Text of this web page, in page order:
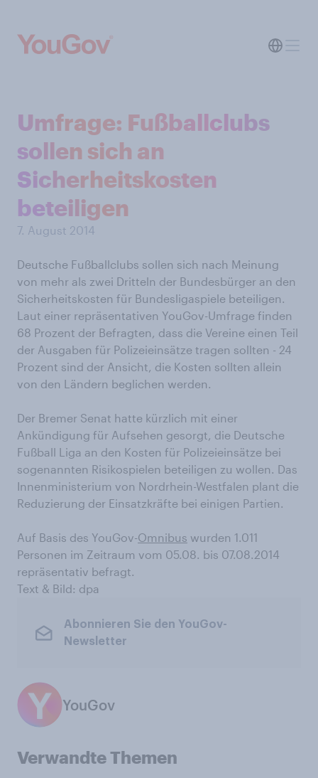
Umfrage: Fußballclubs
sollen sich an
Sicherheitskosten
beteiligen
7. August 2014
Deutsche Fußballclubs sollen sich nach Meinung
von mehr als zwei Dritteln der Bundesbürger an den
Sicherheitskosten für Bundesligaspiele beteiligen.
Laut einer repräsentativen YouGov-Umfrage finden
68 Prozent der Befragten, dass die Vereine einen Teil
der Ausgaben für Polizeieinsätze tragen sollten - 24
Prozent sind der Ansicht, die Kosten sollten allein
von den Ländern beglichen werden.
Der Bremer Senat hatte kürzlich mit einer
Ankündigung für Aufsehen gesorgt, die Deutsche
Fußball Liga an den Kosten für Polizeieinsätze bei
sogenannten Risikospielen beteiligen zu wollen. Das
Innenministerium von Nordrhein-Westfalen plant die
Reduzierung der Einsatzkräfte bei einigen Partien.
Auf Basis des YouGov-Omnibus wurden 1.011
Personen im Zeitraum vom 05.08. bis 07.08.2014
repräsentativ befragt.
Text & Bild: dpa
Abonnieren Sie den YouGov-
Newsletter
YouGov
Verwandte Themen